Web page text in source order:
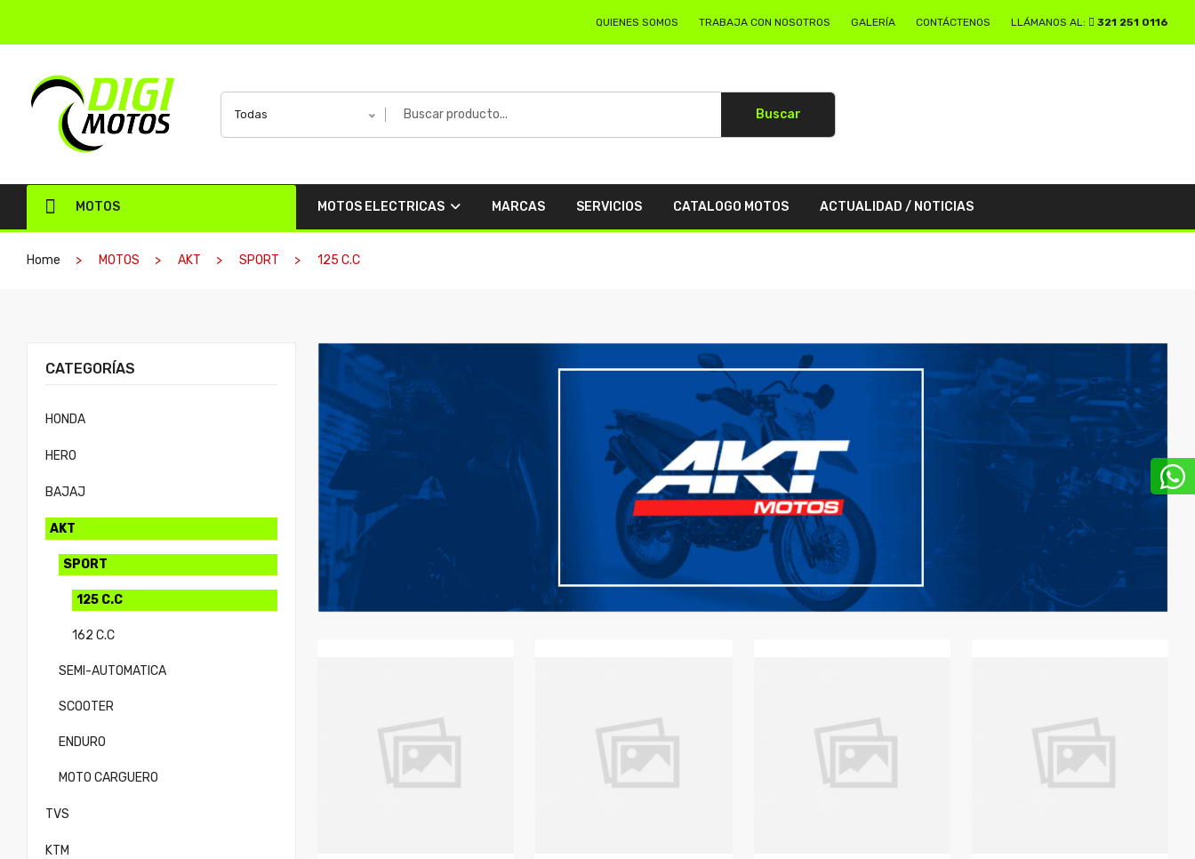
QUIENES SOMOS TRABAJA CON NOSOTROS GALERÍA CONTÁCTENOS LLÁMANOS AL: 321 251 0116
Todas Buscar
MOTOS MOTOS ELECTRICAS MARCAS SERVICIOS CATALOGO MOTOS ACTUALIDAD / NOTICIAS
Home MOTOS AKT SPORT 125 C.C
CATEGORÍAS
HONDA
HERO
BAJAJ
AKT
SPORT
125 C.C
162 C.C
SEMI-AUTOMATICA
SCOOTER
ENDURO
MOTO CARGUERO
TVS
KTM